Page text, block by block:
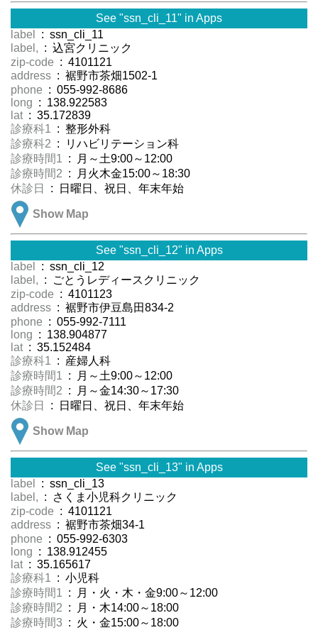
See "ssn_cli_11" in Apps
label
: ssn_cli_11
label, : 込宮クリニック
zip-code : 4101121
address : 裾野市茶畑1502-1
phone : 055-992-8686
long : 138.922583
lat : 35.172839
診療科1 : 整形外科
診療科2 : リハビリテーション科
診療時間1 : 月～土9:00～12:00
診療時間2 : 月火木金15:00～18:30
休診日
: 日曜日、祝日、年末年始
Show Map
See "ssn_cli_12" in Apps
label
: ssn_cli_12
label, : ごとうレディースクリニック
zip-code : 4101123
address : 裾野市伊豆島田834-2
phone : 055-992-7111
long : 138.904877
lat : 35.152484
診療科1 : 産婦人科
診療時間1 : 月～土9:00～12:00
診療時間2 : 月～金14:30～17:30
休診日
: 日曜日、祝日、年末年始
Show Map
See "ssn_cli_13" in Apps
label
: ssn_cli_13
label, : さくま小児科クリニック
zip-code : 4101121
address : 裾野市茶畑34-1
phone : 055-992-6303
long : 138.912455
lat : 35.165617
診療科1 : 小児科
診療時間1 : 月・火・木・金9:00～12:00
診療時間2 : 月・木14:00～18:00
診療時間3 : 火・金15:00～18:00